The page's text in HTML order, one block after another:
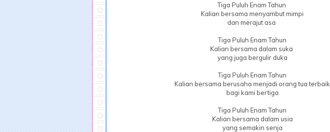
Tiga Puluh Enam Tahun
Kalian bersama menyambut mimpi
dan merajut asa
Tiga Puluh Enam Tahun
Kalian bersama dalam suka
yang juga bergulir duka
Tiga Puluh Enam Tahun
Kalian bersama berusaha menjadi orang tua terbaik
bagi kami bertiga
Tiga Puluh Enam Tahun
Kalian bersama dalam usia
yang semakin senja